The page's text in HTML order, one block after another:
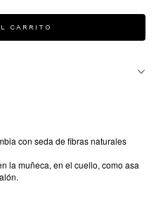
con seda de fibras naturales
la muñeca, en el cuello, como asa